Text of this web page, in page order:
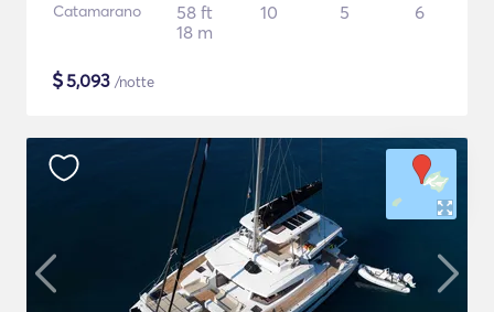
Catamarano
58 ft
18 m
10 5 6
$5,093 /notte